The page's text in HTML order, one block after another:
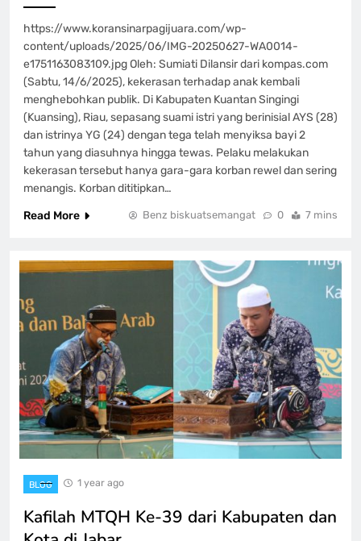
https://www.koransinarpagijuara.com/wp-
content/uploads/2025/06/IMG-20250627-WA0014-
e1751163083109.jpg Oleh: Sumiati Dilansir dari kompas.com
(Sabtu, 14/6/2025), kekerasan terhadap anak kembali
menghebohkan publik. Di Kabupaten Kuantan Singingi
(Kuansing), Riau, sepasang suami istri yang berinisial AYS (28)
dan istrinya YG (24) dengan tega telah menyiksa bayi 2
tahun yang diasuhnya hingga tewas. Pelaku melakukan
kekerasan tersebut hanya gara-gara korban rewel dan sering
menangis. Korban dititipkan…
Read More
Benz biskuatsemangat 0 7 mins
BLOG 1 year ago
Kafilah MTQH Ke-39 dari Kabupaten dan